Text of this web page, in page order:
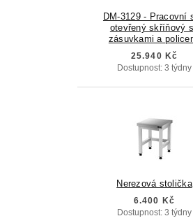
DM-3129 - Pracovní
otevřený skříňový
zásuvkami a
25.940 Kč
Dostupnost: 3 týdny
Nerezová stolička
6.400 Kč
Dostupnost: 3 týdny